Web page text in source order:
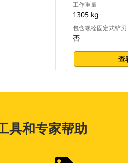
工作重量
1305 kg
包含螺栓固定式铲刃
否
查
具和专家帮助